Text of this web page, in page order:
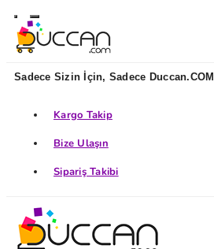
Sadece Sizin İçin, Sadece
Kargo Takip
Bize Ulaşın
Sipariş Takibi